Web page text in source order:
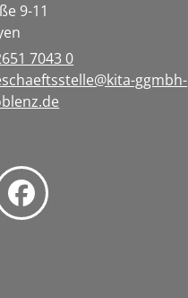
9-11
7043 0
ggmbh-